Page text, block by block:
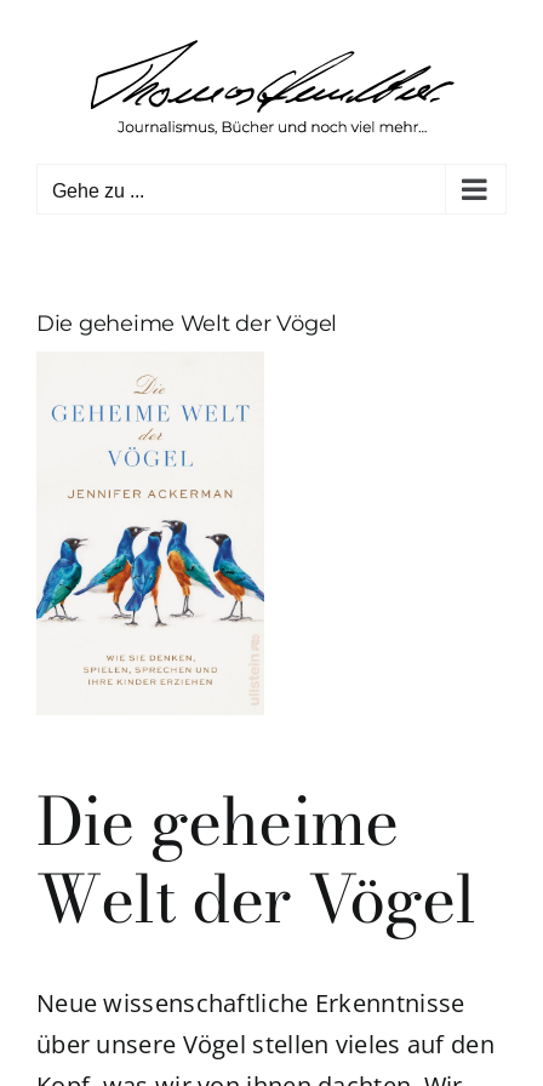
springen
Gehe zu ...
Die geheime Welt der Vögel
Die geheime
Welt der Vögel
Neue wissenschaftliche Erkenntnisse
über unsere Vögel stellen vieles auf den